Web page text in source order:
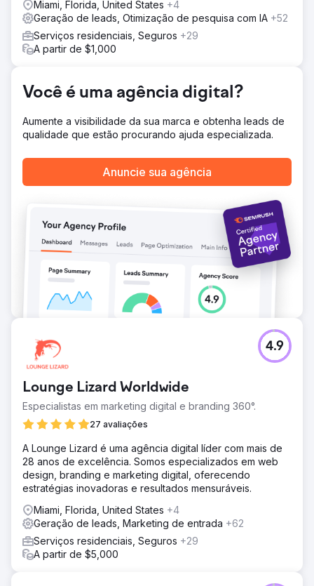
Miami, Florida, United States +4
Geração de leads, Otimização de pesquisa com IA +52
Serviços residenciais, Seguros +29
A partir de $1,000
Você é uma agência digital?
Aumente a visibilidade da sua marca e obtenha leads de
qualidade que estão procurando ajuda especializada.
Anuncie sua agência
Lounge Lizard Worldwide
Especialistas em marketing digital e branding 360°.
27 avaliações
4.9
A Lounge Lizard é uma agência digital líder com mais de
28 anos de excelência. Somos especializados em web
design, branding e marketing digital, oferecendo
estratégias inovadoras e resultados mensuráveis.
Miami, Florida, United States +4
Geração de leads, Marketing de entrada +62
Serviços residenciais, Seguros +29
A partir de $5,000